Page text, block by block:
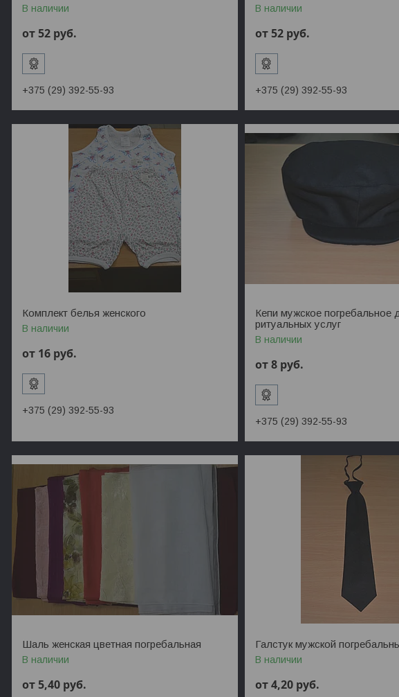
В наличии
от 52 руб.
+375 (29) 392-55-93
В наличии
от 52 руб.
+375 (29) 392-55-93
Комплект белья женского
В наличии
от 16 руб.
+375 (29) 392-55-93
Кепи мужское погребальное
ритуальных услуг
В наличии
от 8 руб.
+375 (29) 392-55-93
Шаль женская цветная погребальная
В наличии
от 5,40 руб.
Галстук мужской
В наличии
от 4,20 руб.